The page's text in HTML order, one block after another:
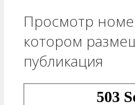
Просмотр
котором
публикация